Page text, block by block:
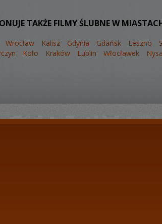
TAKŻE FILMY ŚLUBNE W
Wrocław Kalisz Gdynia Gdańsk Leszno
Koło Kraków Lublin Włocławek Nysa